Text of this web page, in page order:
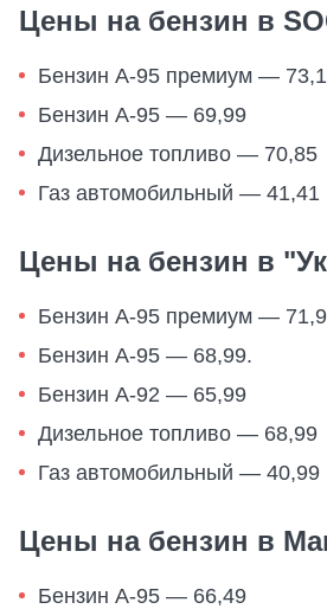
Цены на бензин в
Бензин А-95 премиум —
Бензин А-95 — 69,99
Дизельное топливо — 70,85
Газ автомобильный — 41,41
Цены на бензин в
Бензин А-95 премиум —
Бензин А-95 — 68,99.
Бензин А-92 — 65,99
Дизельное топливо — 68,99
Газ автомобильный — 40,99
Цены на бензин в
Бензин А-95 — 66,49